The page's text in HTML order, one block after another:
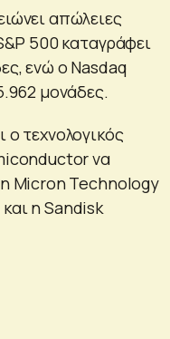
απώλειες
500 καταγράφει
ενώ ο Nasdaq
μονάδες.
ο τεχνολογικός
να
η Micron Technology
η Sandisk